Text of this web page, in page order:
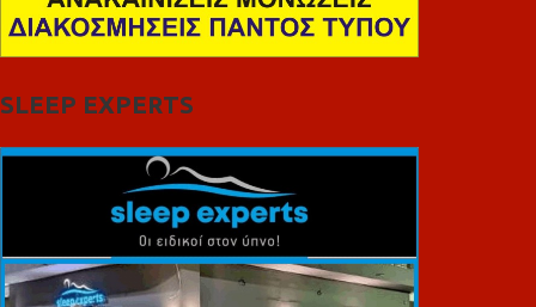
SLEEP EXPERTS